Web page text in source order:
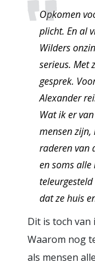
Opkomen
plicht. En al
Wilders
serieus. Met
gesprek.
Alexander
Wat ik er
mensen
raderen van
en soms alle
dat ze huis
Dit is toch van
Waarom nog
als mensen